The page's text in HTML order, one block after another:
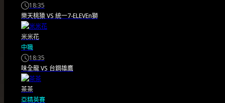
盃以6:4的驚人…
2026/07/19
18:35
樂天桃猿VS 統一7-ELEVEn獅
米米花
中職
18:35
味全龍VS 台鋼雄鷹
茶茶
亞精英賽